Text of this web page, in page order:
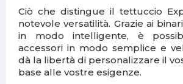
Ciò che distingue il tettuccio
notevole versatilità. Grazie ai
in modo intelligente, è
accessori in modo semplice e
dà la libertà di personalizzare il
base alle vostre esigenze.